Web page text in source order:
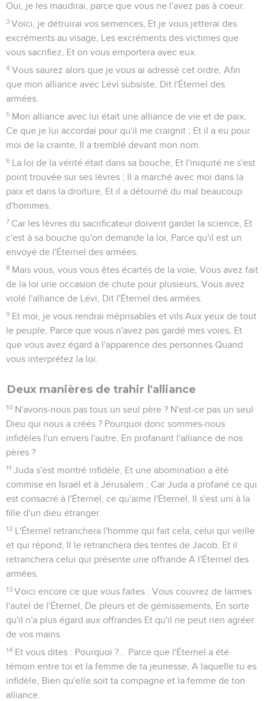
Oui, je les maudirai, parce que vous ne l'avez pas à coeur.
3 Voici, je détruirai vos semences, Et je vous jetterai des
excréments au visage, Les excréments des victimes que
vous sacrifiez, Et on vous emportera avec eux.
4 Vous saurez alors que je vous ai adressé cet ordre, Afin
que mon alliance avec Lévi subsiste, Dit l'Éternel des
armées.
5 Mon alliance avec lui était une alliance de vie et de paix,
Ce que je lui accordai pour qu'il me craignit ; Et il a eu pour
moi de la crainte, Il a tremblé devant mon nom.
6 La loi de la vérité était dans sa bouche, Et l'iniquité ne s'est
point trouvée sur ses lèvres ; Il a marché avec moi dans la
paix et dans la droiture, Et il a détourné du mal beaucoup
d'hommes.
7 Car les lèvres du sacrificateur doivent garder la science, Et
c'est à sa bouche qu'on demande la loi, Parce qu'il est un
envoyé de l'Éternel des armées.
8 Mais vous, vous vous êtes écartés de la voie, Vous avez fait
de la loi une occasion de chute pour plusieurs, Vous avez
violé l'alliance de Lévi, Dit l'Éternel des armées.
9 Et moi, je vous rendrai méprisables et vils Aux yeux de tout
le peuple, Parce que vous n'avez pas gardé mes voies, Et
que vous avez égard à l'apparence des personnes Quand
vous interprétez la loi.
Deux manières de trahir l'alliance
10 N'avons-nous pas tous un seul père ? N'est-ce pas un seul
Dieu qui nous a créés ? Pourquoi donc sommes-nous
infidèles l'un envers l'autre, En profanant l'alliance de nos
pères ?
11 Juda s'est montré infidèle, Et une abomination a été
commise en Israël et à Jérusalem ; Car Juda a profané ce qui
est consacré à l'Éternel, ce qu'aime l'Éternel, Il s'est uni à la
fille d'un dieu étranger.
12 L'Éternel retranchera l'homme qui fait cela, celui qui veille
et qui répond, Il le retranchera des tentes de Jacob, Et il
retranchera celui qui présente une offrande A l'Éternel des
armées.
13 Voici encore ce que vous faites : Vous couvrez de larmes
l'autel de l'Éternel, De pleurs et de gémissements, En sorte
qu'il n'a plus égard aux offrandes Et qu'il ne peut rien agréer
de vos mains.
14 Et vous dites : Pourquoi ?... Parce que l'Éternel a été
témoin entre toi et la femme de ta jeunesse, A laquelle tu es
infidèle, Bien qu'elle soit ta compagne et la femme de ton
alliance.